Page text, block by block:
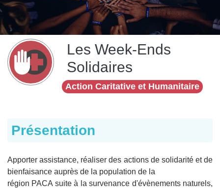
Les Week-Ends
Solidaires
Action Caritative et Humanitaire
Présentation
Apporter assistance, réaliser des actions de solidarité et de
bienfaisance auprès de la population de la
région PACA suite à la survenance d'évènements naturels,